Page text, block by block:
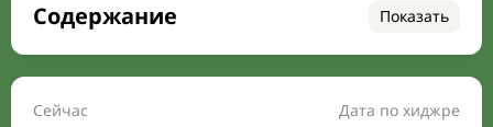
Содержание Показать
Время намаза на сегодня
Расписание на месяц
Сейчас Дата по хиджре